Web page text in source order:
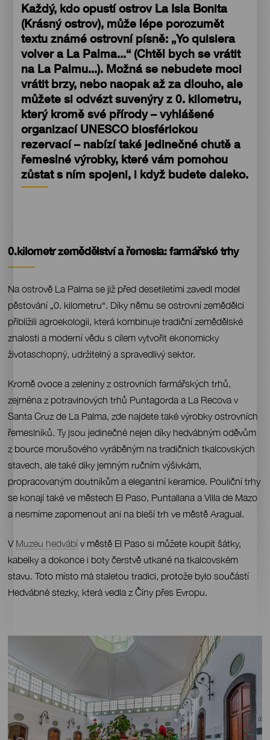
Každý, kdo opustí ostrov La Isla Bonita
(Krásný ostrov), může lépe porozumět
textu známé ostrovní písně: „Yo quisiera
volver a La Palma...“ (Chtěl bych se vrátit
na La Palmu...). Možná se nebudete moci
vrátit brzy, nebo naopak až za dlouho, ale
můžete si odvézt suvenýry z 0. kilometru,
který kromě své přírody – vyhlášené
organizací UNESCO biosférickou
rezervací – nabízí také jedinečné chutě a
řemeslné výrobky, které vám pomohou
zůstat s ním spojeni, i když budete daleko.
Contenido
0.kilometr zemědělství a řemesla: farmářské trhy
Na ostrově La Palma se již před desetiletími zavedl model
pěstování „0. kilometru“. Díky němu se ostrovní zemědělci
přiblížili agroekologii, která kombinuje tradiční zemědělské
znalosti a moderní vědu s cílem vytvořit ekonomicky
životaschopný, udržitelný a spravedlivý sektor.
Kromě ovoce a zeleniny z ostrovních farmářských trhů,
zejména z potravinových trhů Puntagorda a La Recova v
Santa Cruz de La Palma, zde najdete také výrobky ostrovních
řemeslníků. Ty jsou jedinečné nejen díky hedvábným oděvům
z bource morušového vyráběným na tradičních tkalcovských
stavech, ale také díky jemným ručním výšivkám,
propracovaným doutníkům a elegantní keramice. Pouliční trhy
se konají také ve městech El Paso, Puntallana a Villa de Mazo
a nesmíme zapomenout ani na bleší trh ve městě Aragual.
V Muzeu hedvábí v městě El Paso si můžete koupit šátky,
kabelky a dokonce i boty čerstvě utkané na tkalcovském
stavu. Toto místo má staletou tradici, protože bylo součástí
Hedvábné stezky, která vedla z Číny přes Evropu.
Imágenes